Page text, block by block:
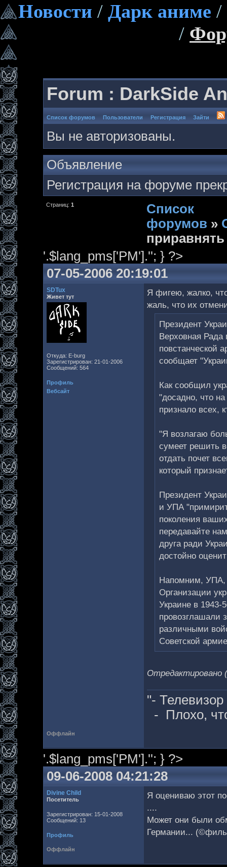
Новости / Дарк аниме /
/
Forum : DarkSide
Список форумов Пользователи Регистрация Зайти
Вы не авторизованы.
Объявление
Регистрация на форуме
Страниц: 1
Список
форумов »
'.$lang_pms['PM'].''; } ?>
07-05-2006 20:19:01
SDTux
Живет тут
Откуда: E-burg
Зарегистрирован: 21-01-2006
Сообщений: 564
Профиль
Вебсайт
Я фигею, жалко,
жаль, что их
Президент
Верховная Рада
повстанческой
сообщает
Как сообщил
"досадно, что
признало всех,
"Я возлагаю
сумеет решить
отдать почет
который
Президент
и УПА
поколения
передавайте
друга ради
достойно
Напомним, УПА,
Организации
Украине в 1943-
провозглашали
различными
Советской
Отредактировано
"-
- Плохо,
Оффлайн
'.$lang_pms['PM'].''; } ?>
09-06-2008 04:21:28
Divine Child
Посетитель
Зарегистрирован: 15-01-2008
Сообщений: 13
Профиль
Я оцениваю этот
....
Может они были
Германии...
Оффлайн